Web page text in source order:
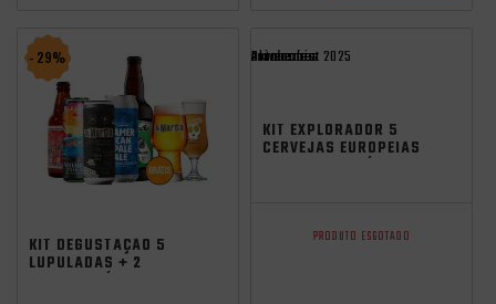
- 29%
KIT DEGUSTAÇÃO 5
LUPULADAS + 2
COPOS GRÁTIS
Promocoes
Aniversario
oktoberfest 2025
KIT EXPLORADOR 5
CERVEJAS EUROPEIAS
PRODUTO ESGOTADO